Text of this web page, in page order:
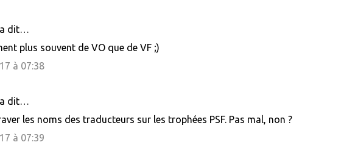
dit…
plus souvent de VO que de VF ;)
à 07:38
dit…
les noms des traducteurs sur les trophées PSF. Pas mal, non ?
à 07:39